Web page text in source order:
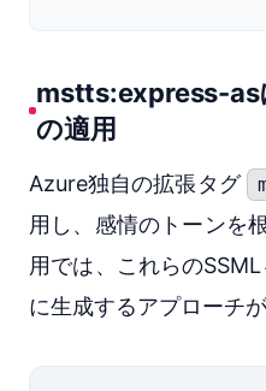
mstts:express-as
の適用
Azure独自の拡張タグ
用し、感情のトーンを
用では、これらの
に生成するアプローチ